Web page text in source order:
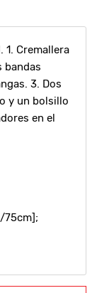
Cremallera
bandas
3. Dos
y un bolsillo
en el
75cm];